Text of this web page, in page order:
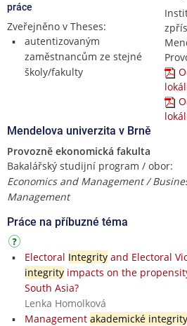
práce
Zveřejněno v Theses:
autentizovaným
zaměstnancům ze stejné
školy/fakulty
Mendelova univerzita v Brně
Provozně ekonomická fakulta
Bakalářský studijní program / obor:
Economics and Management /
Management
Práce na příbuzné téma
Electoral Integrityand Electoral
integrityimpacts on the
South Asia?
Lenka Homolková
Management akademické integrity